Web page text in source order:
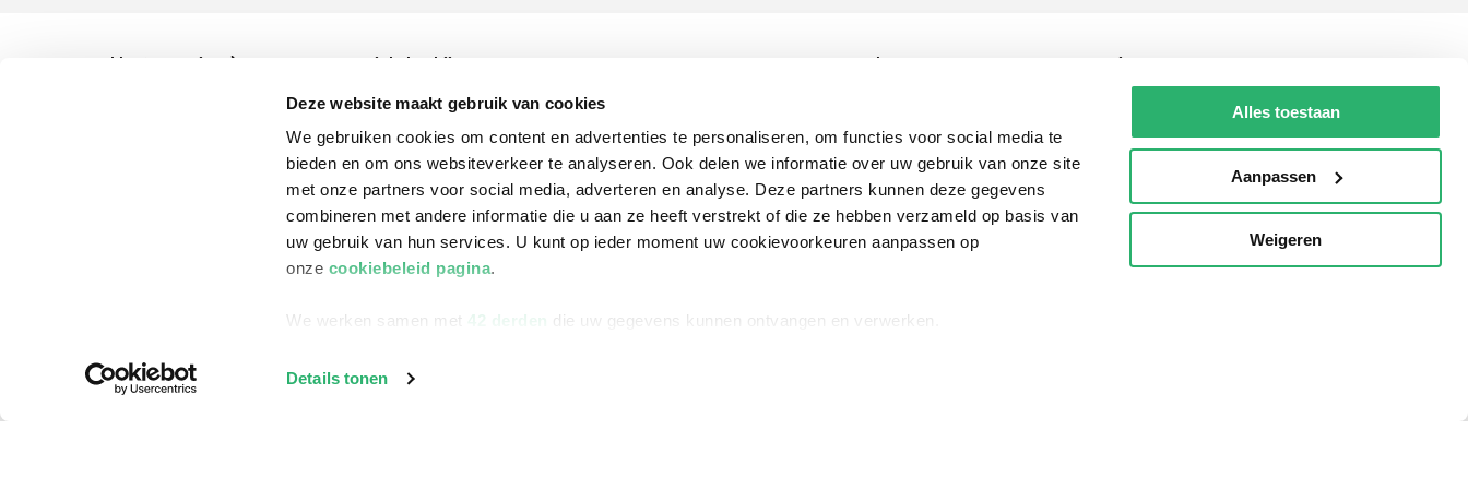
Deze website maakt gebruik van cookies
We gebruiken cookies om content en advertenties te personaliseren, om functies voor social media te
bieden en om ons websiteverkeer te analyseren. Ook delen we informatie over uw gebruik van onze site
met onze partners voor social media, adverteren en analyse. Deze partners kunnen deze gegevens
combineren met andere informatie die u aan ze heeft verstrekt of die ze hebben verzameld op basis van
uw gebruik van hun services. U kunt op ieder moment uw cookievoorkeuren aanpassen op
onze cookiebeleid pagina.
We werken samen met 42 derden die uw gegevens kunnen ontvangen en verwerken.
Details tonen
Alles toestaan
Aanpassen
Weigeren
klantenservice
Annuleren & Retourneren
Winkelen bij Bruna
Winkels en openingstijden
Assortiment in de winkel
Cadeauboxen
Staatsloterij
Werken bij Bruna
De voordelen van Bruna
Responsible Disclosure
Volg ons op
Facebook
Instagram
Tips
Kinderboekenweek
De Nationale Voorleesdagen